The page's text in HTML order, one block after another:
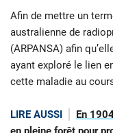
Afin de mettre un
australienne de
(ARPANSA) afin
ayant exploré le lien
cette maladie au
LIRE AUSSI
En